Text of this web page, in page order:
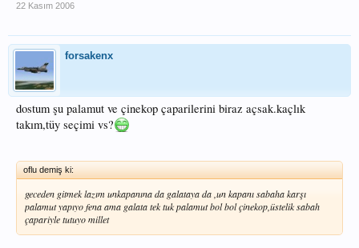
22 Kasım 2006
forsakenx
dostum şu palamut ve çinekop çaparilerini biraz açsak.kaçlık
takım,tüy seçimi vs?
oflu demiş ki:
geceden gitmek lazım unkapanına da galataya da ,un kapanı sabaha karşı
palamut yapıyo fena ama galata tek tuk palamut bol bol çinekop,üstelik sabah
çapariyle tutuyo millet